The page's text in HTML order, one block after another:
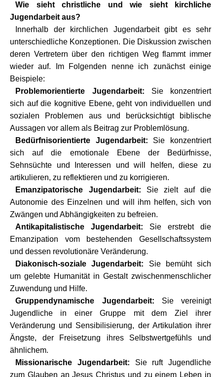
Wie sieht christliche und wie sieht kirchliche
Jugendarbeit aus?
Innerhalb der kirchlichen Jugendarbeit gibt es sehr
unterschiedliche Konzeptionen. Die Diskussion zwischen
deren Vertretern über den richtigen Weg flammt immer
wieder auf. Im Folgenden nenne ich zunächst einige
Beispiele:
Problemorientierte Jugendarbeit: Sie konzentriert
sich auf die kognitive Ebene, geht von individuellen und
sozialen Problemen aus und berücksichtigt biblische
Aussagen vor allem als Beitrag zur Problemlösung.
Bedürfnisorientierte Jugendarbeit: Sie konzentriert
sich auf die emotionale Ebene der Bedürfnisse,
Sehnsüchte und Interessen und will helfen, diese zu
artikulieren, zu reflektieren und zu korrigieren.
Emanzipatorische Jugendarbeit: Sie zielt auf die
Autonomie des Einzelnen und will ihm helfen, sich von
Zwängen und Abhängigkeiten zu befreien.
Antikapitalistische Jugendarbeit: Sie erstrebt die
Emanzipation vom bestehenden Gesellschaftssystem
und dessen revolutionäre Veränderung.
Diakonisch-soziale Jugendarbeit: Sie bemüht sich
um gelebte Humanität in Gestalt zwischenmenschlicher
Zuwendung und Hilfe.
Gruppendynamische Jugendarbeit: Sie vereinigt
Jugendliche in einer Gruppe mit dem Ziel ihrer
Veränderung und Sensibilisierung, der Artikulation ihrer
Ängste, der Freisetzung ihres Selbstwertgefühls und
ähnlichem.
Missionarische Jugendarbeit: Sie ruft Jugendliche
zum Glauben an Jesus Christus und zu einem Leben in